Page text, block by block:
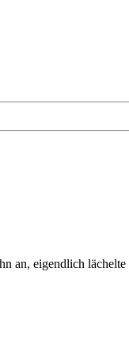
an, eigendlich